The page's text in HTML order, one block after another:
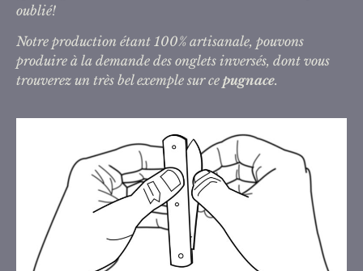
oublié!
Notre production étant 100% artisanale, pouvons
produire à la demande des onglets inversés, dont vous
trouverez un très bel exemple sur ce pugnace.